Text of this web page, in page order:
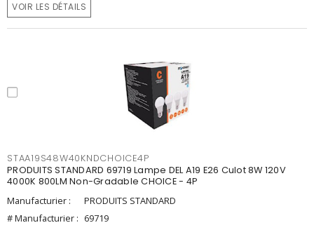
VOIR LES DÉTAILS
STAA19S48W40KNDCHOICE4P
PRODUITS STANDARD 69719 Lampe DEL A19 E26 Culot 8W 120V
4000K 800LM Non-Gradable CHOICE - 4P
Manufacturier :
PRODUITS STANDARD
# Manufacturier : 69719